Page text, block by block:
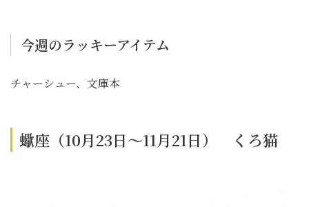
今週のラッキーアイテム
チャーシュー、文庫本
蠍座（10月23日～11月21日） くろ猫